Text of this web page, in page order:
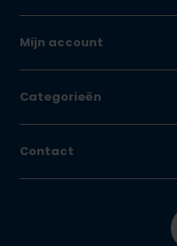
Mijn account
Categorieën
Contact